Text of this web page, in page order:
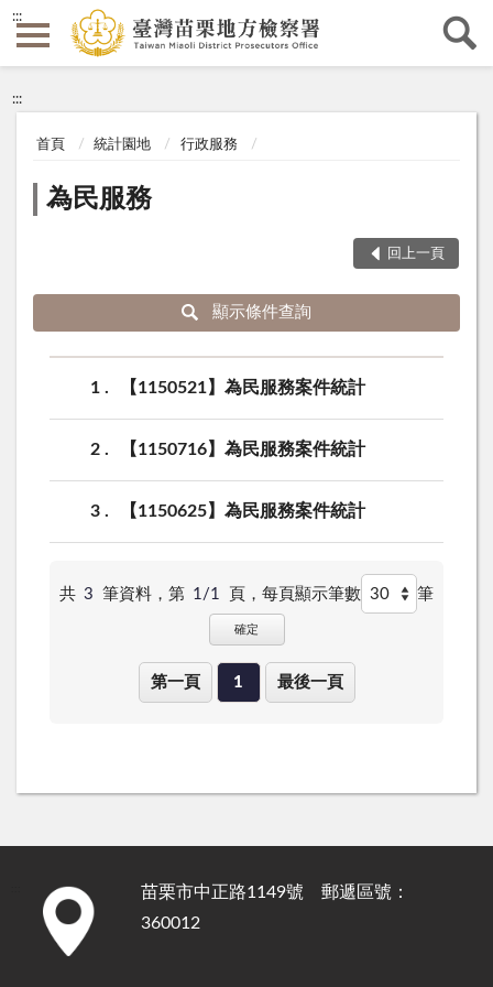
:::
:::
首頁 統計園地 行政服務
為民服務
回上一頁
顯示條件查詢
1 【1150521】為民服務案件統計
2 【1150716】為民服務案件統計
3 【1150625】為民服務案件統計
共 3 筆資料，第 1/1 頁， 每頁顯示筆數 筆
確定
第一頁 1 最後一頁
苗栗市中正路1149號 郵遞區號：
360012